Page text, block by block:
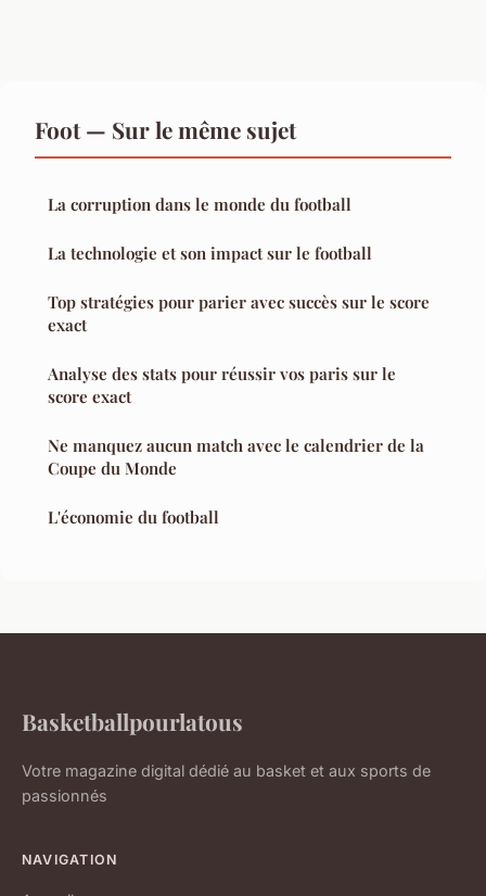
Foot — Sur le même sujet
La corruption dans le monde du football
La technologie et son impact sur le football
Top stratégies pour parier avec succès sur le score
exact
Analyse des stats pour réussir vos paris sur le
score exact
Ne manquez aucun match avec le calendrier de la
Coupe du Monde
L'économie du football
Basketballpourlatous
Votre magazine digital dédié au basket et aux sports de
passionnés
NAVIGATION